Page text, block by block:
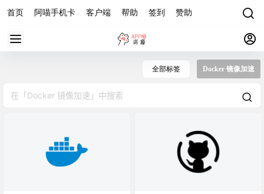
首页 阿喵手机卡 客户端 帮助 签到 赞助
全部标签 Docker 镜像加速